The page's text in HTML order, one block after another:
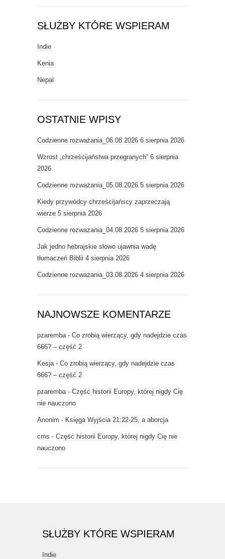
SŁUŻBY KTÓRE WSPIERAM
Indie
Kenia
Nepal
OSTATNIE WPISY
Codzienne rozważania_06.08.2026 6 sierpnia 2026
Wzrost „chrześcijaństwa przegranych” 6 sierpnia
2026
Codzienne rozważania_05.08.2026 5 sierpnia 2026
Kiedy przywódcy chrześcijańscy zaprzeczają
wierze 5 sierpnia 2026
Codzienne rozważania_04.08.2026 5 sierpnia 2026
Jak jedno hebrajskie słowo ujawnia wadę
tłumaczeń Biblii 4 sierpnia 2026
Codzienne rozważania_03.08.2026 4 sierpnia 2026
NAJNOWSZE KOMENTARZE
pzaremba - Co zrobią wierzący, gdy nadejdzie czas
666? – część 2
Kesja - Co zrobią wierzący, gdy nadejdzie czas
666? – część 2
pzaremba - Część historii Europy, której nigdy Cię
nie nauczono
Anonim - Księga Wyjścia 21:22-25, a aborcja
cms - Część historii Europy, której nigdy Cię nie
nauczono
SŁUŻBY KTÓRE WSPIERAM
Indie